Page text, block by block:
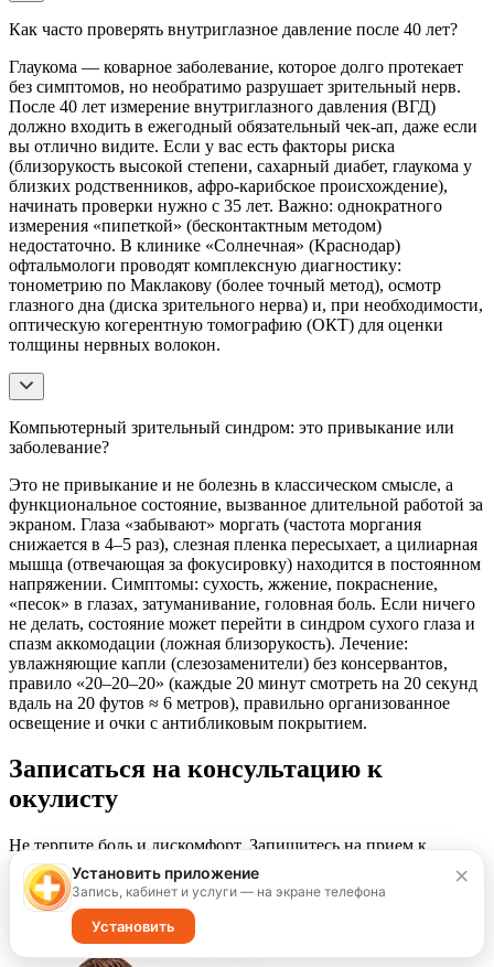
Как часто проверять внутриглазное давление после 40 лет?
Глаукома — коварное заболевание, которое долго протекает
без симптомов, но необратимо разрушает зрительный нерв.
После 40 лет измерение внутриглазного давления (ВГД)
должно входить в ежегодный обязательный чек-ап, даже если
вы отлично видите. Если у вас есть факторы риска
(близорукость высокой степени, сахарный диабет, глаукома у
близких родственников, афро-карибское происхождение),
начинать проверки нужно с 35 лет. Важно: однократного
измерения «пипеткой» (бесконтактным методом)
недостаточно. В клинике «Солнечная» (Краснодар)
офтальмологи проводят комплексную диагностику:
тонометрию по Маклакову (более точный метод), осмотр
глазного дна (диска зрительного нерва) и, при необходимости,
оптическую когерентную томографию (ОКТ) для оценки
толщины нервных волокон.
Компьютерный зрительный синдром: это привыкание или
заболевание?
Это не привыкание и не болезнь в классическом смысле, а
функциональное состояние, вызванное длительной работой за
экраном. Глаза «забывают» моргать (частота моргания
снижается в 4–5 раз), слезная пленка пересыхает, а цилиарная
мышца (отвечающая за фокусировку) находится в постоянном
напряжении. Симптомы: сухость, жжение, покраснение,
«песок» в глазах, затуманивание, головная боль. Если ничего
не делать, состояние может перейти в синдром сухого глаза и
спазм аккомодации (ложная близорукость). Лечение:
увлажняющие капли (слезозаменители) без консервантов,
правило «20–20–20» (каждые 20 минут смотреть на 20 секунд
вдаль на 20 футов ≈ 6 метров), правильно организованное
освещение и очки с антибликовым покрытием.
Записаться на консультацию к
окулисту
Не терпите боль и дискомфорт. Запишитесь на прием к
нашему специалисту для точной диагностики и эффективного
лечения.
Записаться на прием
Установить приложение
Запись, кабинет и услуги — на экране телефона
Установить
×